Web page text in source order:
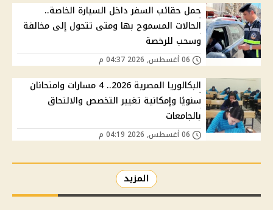
حمل حقائب السفر داخل السيارة الخاصة..
الحالات المسموح بها ومتى تتحول إلى مخالفة
وسحب للرخصة
البكالوريا المصرية 2026.. 4 مسارات وامتحانان
سنويًا وإمكانية تغيير التخصص والالتحاق
بالجامعات
المزيد